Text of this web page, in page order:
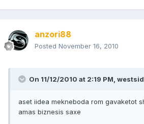
anzori88
Posted November 16, 2010
On 11/12/2010 at 2:19 PM,
aset iidea mekneboda rom gavaketot
amas biznesis saxe